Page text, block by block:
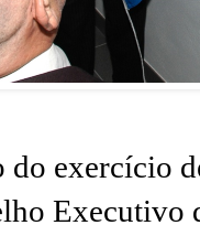
exercício
Executivo